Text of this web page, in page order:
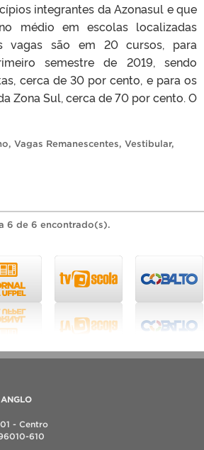
integrantes da Azonasul e que
médio em escolas localizadas
vagas são em 20 cursos, para
semestre de 2019, sendo
cerca de 30 por cento, e para os
Zona Sul, cerca de 70 por cento. O
, Vagas Remanescentes, Vestibular,
6 de 6 encontrado(s).
- Centro
610